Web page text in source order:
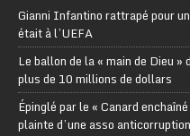
Gianni Infantino rattrapé pour
était à l’UEFA
Le ballon de la « main de Dieu »
plus de 10 millions de dollars
Épinglé par le « Canard
plainte d’une asso anticorruption